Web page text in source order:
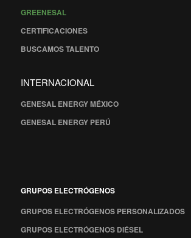
GREENESAL
CERTIFICACIONES
BUSCAMOS TALENTO
INTERNACIONAL
GENESAL ENERGY MÉXICO
GENESAL ENERGY PERÚ
GRUPOS ELECTRÓGENOS
GRUPOS ELECTRÓGENOS PERSONALIZADOS
GRUPOS ELECTRÓGENOS DIÉSEL